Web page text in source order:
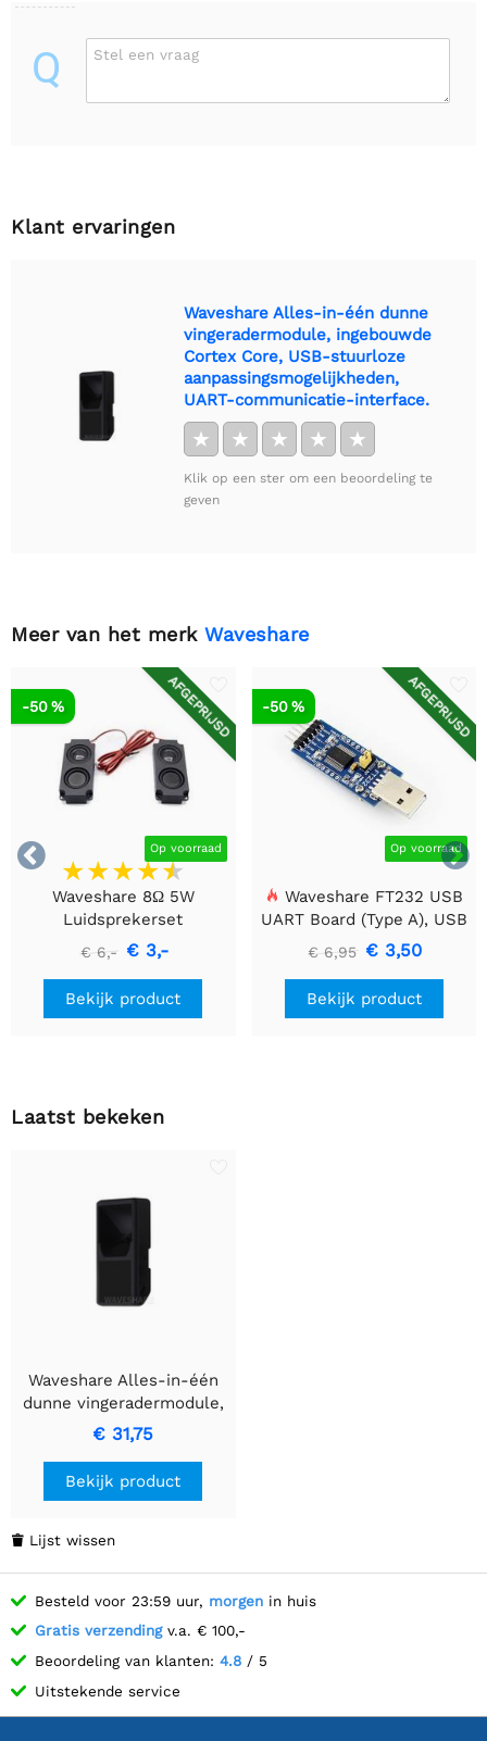
Q Stel een vraag
Klant ervaringen
Waveshare Alles-in-één dunne
vingeradermodule, ingebouwde
Cortex Core, USB-stuurloze
aanpassingsmogelijkheden,
UART-communicatie-interface.
★ ★ ★ ★ ★
Klik op een ster om een beoordeling te
geven
Meer van het merk Waveshare


AFGEPRIJSD
Op voorraad
-50 %
Waveshare 8Ω 5W
Luidsprekerset
€ 6,- € 3,-
Bekijk product
AFGEPRIJSD
Op voorraad
-50 %
Waveshare FT232 USB
UART Board (Type A), USB
naar TTL (UART)
Communicatiemodule
€ 6,95 € 3,50
Bekijk product
Laatst bekeken
Waveshare Alles-in-één
dunne vingeradermodule,
ingebouwde Cortex Core,
USB-stuurloze
aanpassingsmogelijkheden,
UART-communicatie-
€ 31,75
Bekijk product
 Lijst wissen
Besteld voor 23:59 uur, morgen in huis
Gratis verzendingv.a. € 100,-
Beoordeling van klanten: 4.8 / 5
Uitstekende service